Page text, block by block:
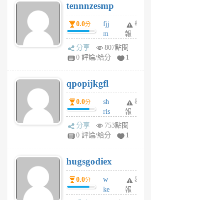
6
個
月
前
tennnzesmp
0.0分
fjj
m
w
rs
6
個
月
前
舉
報
分享
807點閱
0 評論/給分
1
qpopijkgfl
0.0分
sh
rls
k
m
6
個
月
前
舉
報
分享
753點閱
0 評論/給分
1
hugsgodiex
0.0分
w
ke
舉
報